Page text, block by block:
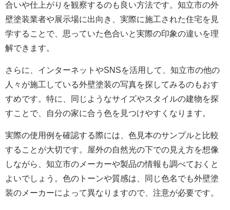
合いや仕上がりを観察するのも良い方法です。知立市の外
壁塗装業者や展示場に出向き、実際に施工された住宅を見
学することで、思っていた色合いと実際の印象の違いを理
解できます。
さらに、インターネットやSNSを活用して、知立市の他の
人々が施工している外壁塗装の写真を探してみるのもおす
すめです。特に、同じようなサイズやスタイルの建物を探
すことで、自分の家に合う色を見つけやすくなります。
実際の使用例を確認する際には、色見本のサンプルと比較
することが大切です。屋外の自然光の下での見え方を想像
しながら、知立市のメーカーや製品の情報も調べておくと
よいでしょう。色のトーンや質感は、同じ色名でも外壁塗
装の メーカーによって異なりますので、注意が必要です。